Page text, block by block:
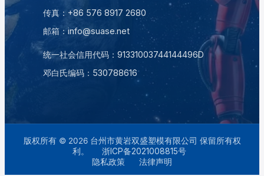
传真：+86 576 8917 2680
邮箱：info@suase.net
统一社会信用代码：91331003744144496D
邓白氏编码： 530788616
版权所有 © 2026 台州市黄岩双盛塑模有限公司 保留所有权
利。
浙ICP备2021008815号
隐私政策
法律声明